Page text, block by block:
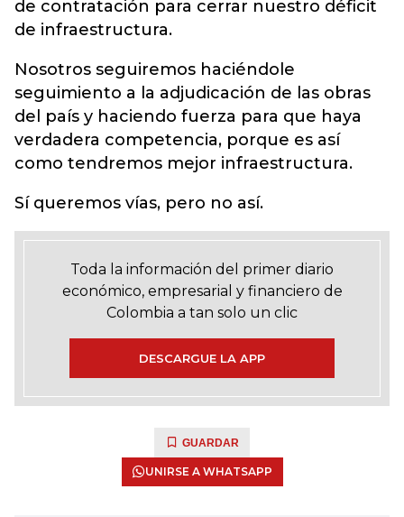
de contratación para cerrar nuestro déficit
de infraestructura.
Nosotros seguiremos haciéndole
seguimiento a la adjudicación de las obras
del país y haciendo fuerza para que haya
verdadera competencia, porque es así
como tendremos mejor infraestructura.
Sí queremos vías, pero no así.
Toda la información del primer diario
económico, empresarial y financiero de
Colombia a tan solo un clic
DESCARGUE LA APP
GUARDAR
UNIRSE A WHATSAPP